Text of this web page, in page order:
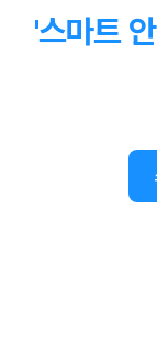
'스마트